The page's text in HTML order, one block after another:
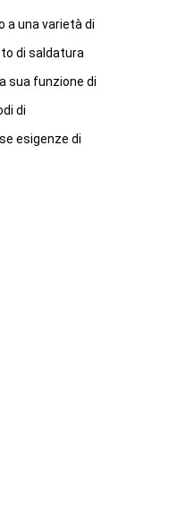
a una varietà di
di saldatura
sua funzione di
di
esigenze di